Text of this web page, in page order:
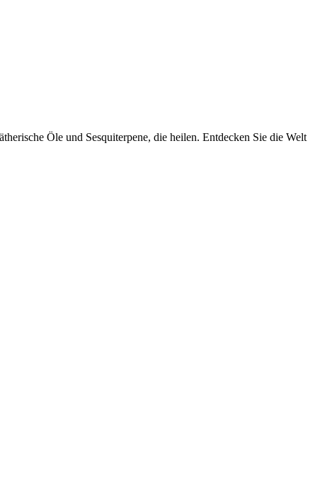
Öle und Sesquiterpene, die heilen. Entdecken Sie die Welt